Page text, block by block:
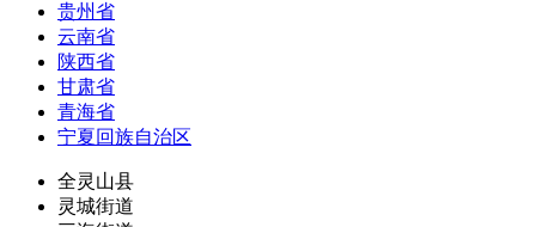
贵州省
云南省
陕西省
甘肃省
青海省
宁夏回族自治区
全灵山县
灵城街道